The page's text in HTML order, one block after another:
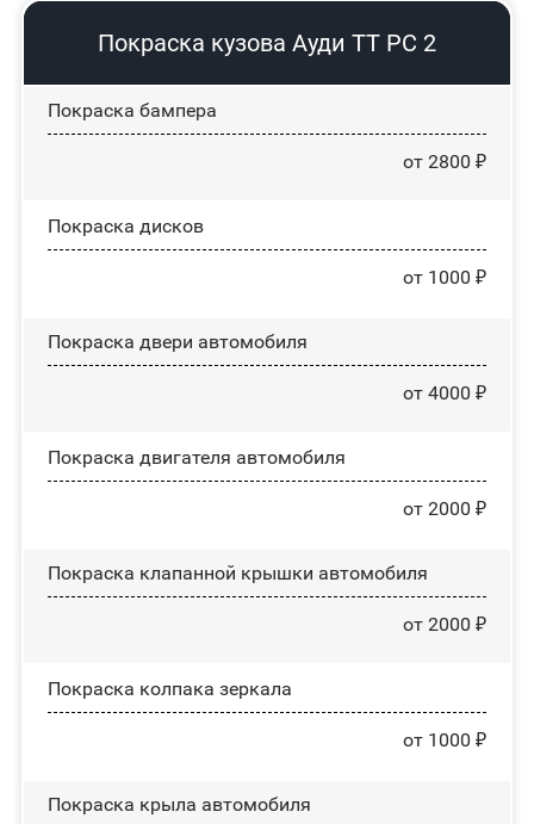
Покраска кузова Ауди ТТ РС 2
Покраска бампера
от 2800 ₽
Покраска дисков
от 1000 ₽
Покраска двери автомобиля
от 4000 ₽
Покраска двигателя автомобиля
от 2000 ₽
Покраска клапанной крышки автомобиля
от 2000 ₽
Покраска колпака зеркала
от 1000 ₽
Покраска крыла автомобиля